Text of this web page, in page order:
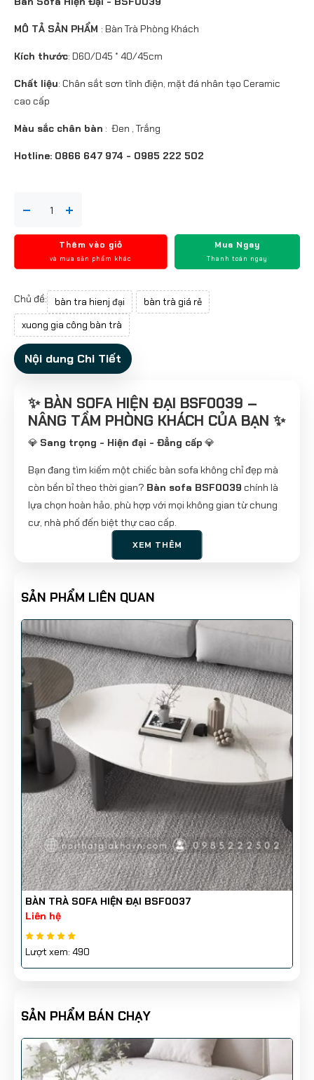
MÔ TẢ SẢN PHẨM : Bàn Trà Phòng Khách
Kích thước: D60/D45 * 40/45cm
Chất liệu: Chân sắt sơn tĩnh điện, mặt đá nhân tạo Ceramic
cao cấp
Màu sắc chân bàn : Đen , Trắng
Hotline: 0866 647 974 - 0985 222 502
Thêm vào giỏ
và mua sản phẩm khác
Mua Ngay
Thanh toán ngay
Chủ đề: bàn tra hienj đại
bàn trà giá rẻ
xuong gia công bàn trà
Nội dung Chi Tiết
✨ BÀN SOFA HIỆN ĐẠI BSF0039 –
NÂNG TẦM PHÒNG KHÁCH CỦA BẠN ✨
💎 Sang trọng - Hiện đại - Đẳng cấp 💎
Bạn đang tìm kiếm một chiếc bàn sofa không chỉ đẹp mà
còn bền bỉ theo thời gian? Bàn sofa BSF0039 chính là
lựa chọn hoàn hảo, phù hợp với mọi không gian từ chung
cư, nhà phố đến biệt thự cao cấp.
📏Kích thước: 140 cm x 72 cm x 35 cm
✔
Đá nhân tạo Ceramic chống trầy xước, chống
thấm nước, dễ lau chùi.
Khung bàn:Gỗ MDF sơn 2K bền đẹp, chống cong vênh,
chống ẩm mốc.
Màu sắc lựa chọn:
✔ Chân bàn: Đen | Trắng
✔ Mặt bàn: Vân đá sang trọng
🎯 TẠI SAO BẠN NÊN CHỌN BSF0039?
✅Thiết kế tinh tế
– Kiểu dáng tối giản, phù hợp với mọi
phong cách nội thất.
✅Độ bền vượt trội– Kết hợp giữa mặt đá Ceramic cao
cấp và gỗ MDF sơn 2K, đảm bảo tuổi thọ dài lâu.
✅Ứng dụng đa năng– Dùng làm bàn trà, bàn tiếp
khách, bàn trang trí cho phòng khách, văn phòng hoặc
quán cafe.
Dễ dàng bảo trì
không gian luôn gọn gàng, sạch đẹp.
NHẬN GIÁ TỐT NHẤT! 💥
📞 Hotline đặt hàng nhanh:
098 522 25 02 - 08666
47974
XEM THÊM
SẢN PHẨM LIÊN QUAN
BÀN TRÀ SOFA HIỆN ĐẠI BSF0037
Liên hệ
Lượt xem: 490
SẢN PHẨM BÁN CHẠY